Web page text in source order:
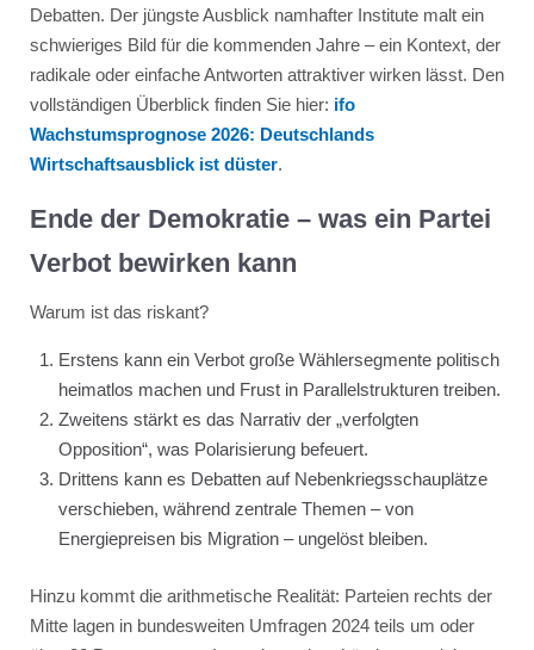
Debatten. Der jüngste Ausblick namhafter Institute malt ein
schwieriges Bild für die kommenden Jahre – ein Kontext, der
radikale oder einfache Antworten attraktiver wirken lässt. Den
vollständigen Überblick finden Sie hier: ifo
Wachstumsprognose 2026: Deutschlands
Wirtschaftsausblick ist düster.
Ende der Demokratie – was ein Partei
Verbot bewirken kann
Warum ist das riskant?
Erstens kann ein Verbot große Wählersegmente politisch
heimatlos machen und Frust in Parallelstrukturen treiben.
Zweitens stärkt es das Narrativ der „verfolgten
Opposition“, was Polarisierung befeuert.
Drittens kann es Debatten auf Nebenkriegsschauplätze
verschieben, während zentrale Themen – von
Energiepreisen bis Migration – ungelöst bleiben.
Hinzu kommt die arithmetische Realität: Parteien rechts der
Mitte lagen in bundesweiten Umfragen 2024 teils um oder